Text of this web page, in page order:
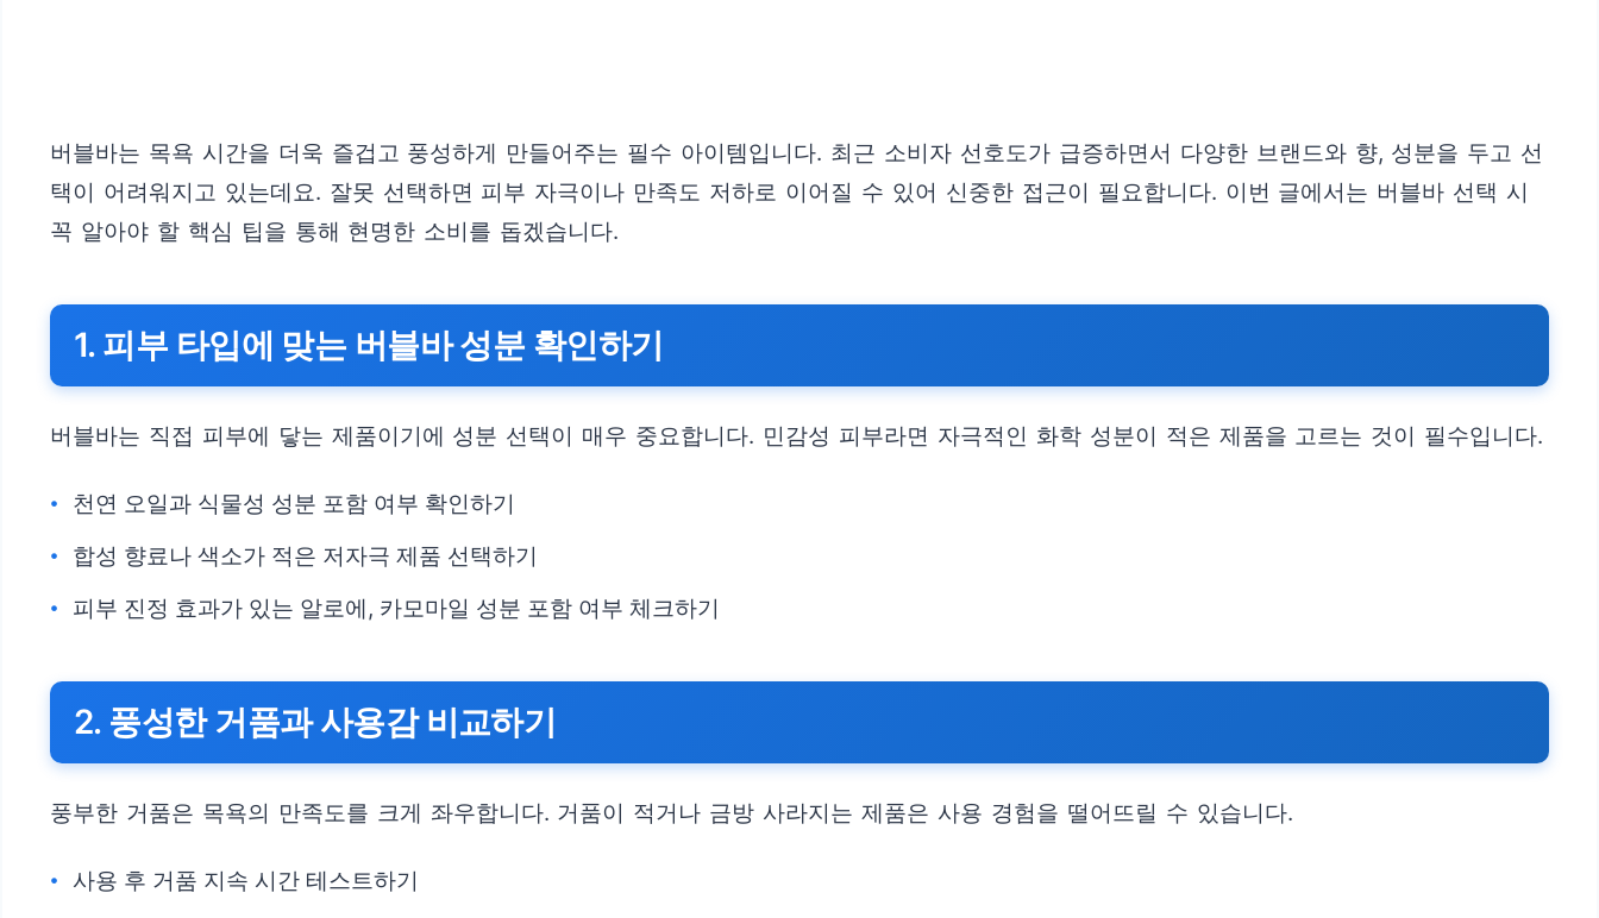
버블바는 목욕 시간을 더욱 즐겁고 풍성하게 만들어주는 필수 아이템입니다. 최근 소비자 선호도가 급증하면서 다양한 브랜드와 향, 성분을 두고 선
택이 어려워지고 있는데요. 잘못 선택하면 피부 자극이나 만족도 저하로 이어질 수 있어 신중한 접근이 필요합니다. 이번 글에서는 버블바 선택 시
꼭 알아야 할 핵심 팁을 통해 현명한 소비를 돕겠습니다.
1. 피부 타입에 맞는 버블바 성분 확인하기
버블바는 직접 피부에 닿는 제품이기에 성분 선택이 매우 중요합니다. 민감성 피부라면 자극적인 화학 성분이 적은 제품을 고르는 것이 필수입니다.
천연 오일과 식물성 성분 포함 여부 확인하기
합성 향료나 색소가 적은 저자극 제품 선택하기
피부 진정 효과가 있는 알로에, 카모마일 성분 포함 여부 체크하기
2. 풍성한 거품과 사용감 비교하기
풍부한 거품은 목욕의 만족도를 크게 좌우합니다. 거품이 적거나 금방 사라지는 제품은 사용 경험을 떨어뜨릴 수 있습니다.
사용 후 거품 지속 시간 테스트하기